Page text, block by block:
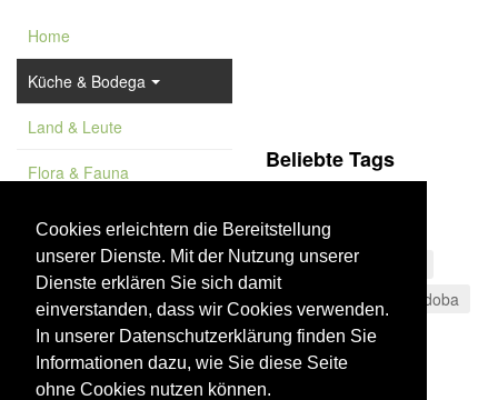
Cookies erleichtern die Bereitstellung
unserer Dienste. Mit der Nutzung unserer
Dienste erklären Sie sich damit
einverstanden, dass wir Cookies verwenden.
In unserer Datenschutzerklärung finden Sie
Informationen dazu, wie Sie diese Seite
ohne Cookies nutzen können.
Home
Küche & Bodega
Land & Leute
Flora & Fauna
Feature
Vademekum
Beliebte Tags
Sierra de Huétor
Wüste von Tabernas
Costa del Sol
Córdoba
Schinken
Strand
Valle del Poqueira